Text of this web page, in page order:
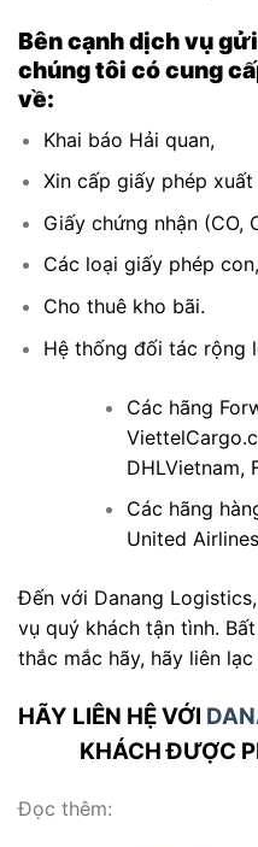
Bên cạnh dịch vụ
chúng tôi có cung
về:
Khai báo Hải quan,
Xin cấp giấy phép xuất
Giấy chứng nhận (CO,
Các loại giấy phép
Cho thuê kho bãi.
Hệ thống đối tác rộng
Các hãng
DHLVietnam,
Các hãng
United
Đến với Danang
vụ quý khách tận tình.
thắc mắc hãy, hãy liên
HÃY LIÊN HỆ VỚI
KHÁCHĐƯỢC
Đọc thêm: